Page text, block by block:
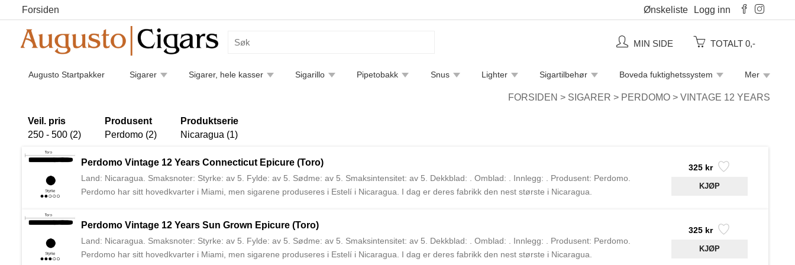
Forsiden Ønskeliste Logg inn
MIN SIDE TOTALT 0,-
Augusto Startpakker Sigarer Sigarer, hele kasser Sigarillo Pipetobakk Snus Lighter Sigartilbehør Boveda fuktighetssystem
Sigarguide Piperensere Rulletobakk Sigaretter
Mer
FORSIDEN > SIGARER > PERDOMO > VINTAGE 12 YEARS
Veil. pris
250 - 500 (2)
Produsent
Perdomo (2)
Produktserie
Nicaragua (1)
Land: Nicaragua. Smaksnoter: Styrke: av 5. Fylde: av 5. Sødme: av 5. Smaksintensitet: av 5. Dekkblad: . Omblad: . Innlegg: . Produsent: Perdomo.
Perdomo har sitt hovedkvarter i Miami, men sigarene produseres i Estelí i Nicaragua. I dag er deres fabrikk den nest største i Nicaragua.
Perdomo Vintage 12 Years Connecticut Epicure (Toro) 325 kr
Land: Nicaragua. Smaksnoter: Styrke: av 5. Fylde: av 5. Sødme: av 5. Smaksintensitet: av 5. Dekkblad: . Omblad: . Innlegg: . Produsent: Perdomo.
Perdomo har sitt hovedkvarter i Miami, men sigarene produseres i Estelí i Nicaragua. I dag er deres fabrikk den nest største i Nicaragua.
Perdomo Vintage 12 Years Sun Grown Epicure (Toro) 325 kr